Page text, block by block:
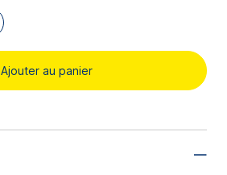
Ajouter au panier